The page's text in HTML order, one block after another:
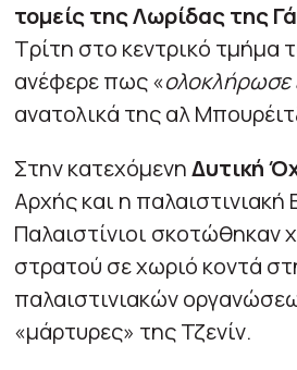
τομείς της Λωρίδας της
Τρίτη στο κεντρικό τμήμα
ανέφερε πως «ολοκλήρωσε
ανατολικά της αλ
Στην κατεχόμενηΔυτική
Αρχής και η
Παλαιστίνιοι σκοτώθηκαν
στρατού σε χωριό κοντά
παλαιστινιακών
«μάρτυρες» της Τζενίν.